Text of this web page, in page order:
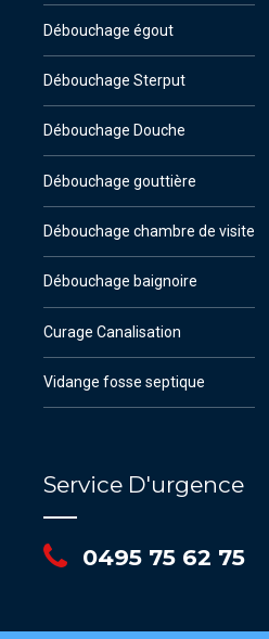
Débouchage égout
Débouchage Sterput
Débouchage Douche
Débouchage gouttière
Débouchage chambre de visite
Débouchage baignoire
Curage Canalisation
Vidange fosse septique
Service D'urgence
0495 75 62 75